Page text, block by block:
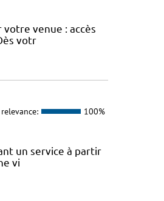
venue : accès
votr
relevance: 100%
un service à partir
vi